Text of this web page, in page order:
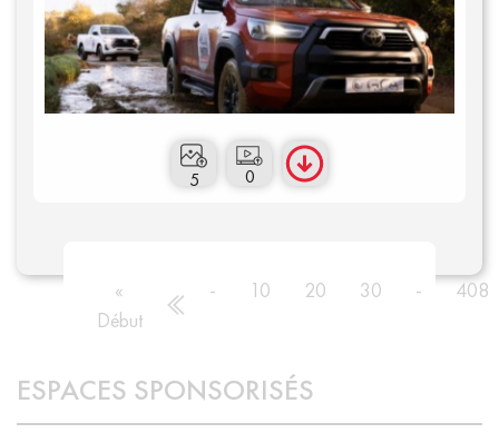
0
5
«
Début
- 10 20 30 - 408
ESPACES SPONSORISÉS